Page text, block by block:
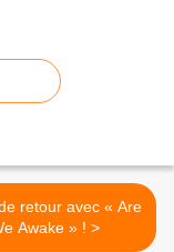
retour avec « Are
We Awake » ! >